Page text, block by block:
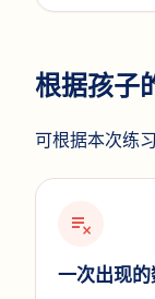
根据孩子
可根据本次练
playlist_remove
一次出现